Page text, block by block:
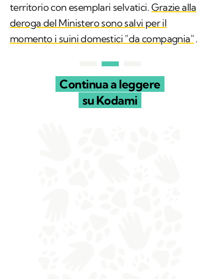
territorio con esemplari selvatici.Grazie alla
deroga del Ministero sono salvi per il
momento i suini domestici "da compagnia" .
Continua a leggere
su Kodami